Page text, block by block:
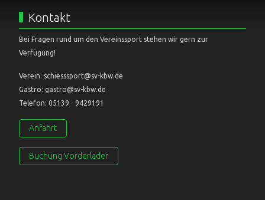
Kontakt
Bei Fragen rund um den Vereinssport stehen wir gern zur
Verfügung!
Verein: schiesssport@sv-kbw.de
Gastro: gastro@sv-kbw.de
Telefon: 05139 - 9429191
Anfahrt
Buchung Vorderlader